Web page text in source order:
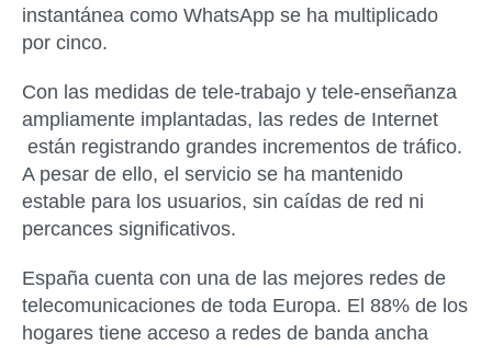
instantánea como WhatsApp se ha multiplicado
por cinco.
Con las medidas de tele-trabajo y tele-enseñanza
ampliamente implantadas, las redes de Internet
están registrando grandes incrementos de tráfico.
A pesar de ello, el servicio se ha mantenido
estable para los usuarios, sin caídas de red ni
percances significativos.
España cuenta con una de las mejores redes de
telecomunicaciones de toda Europa. El 88% de los
hogares tiene acceso a redes de banda ancha